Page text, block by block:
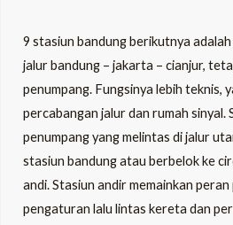
9 stasiun bandung berikutnya
jalur bandung – jakarta – cianjur,
penumpang. Fungsinya lebih teknis,
percabangan jalur dan rumah sinyal.
penumpang yang melintas di jalur
stasiun bandung atau berbelok ke
andi. Stasiun andir memainkan
pengaturan lalu lintas kereta dan